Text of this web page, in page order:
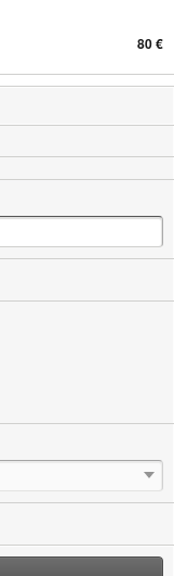
80 €